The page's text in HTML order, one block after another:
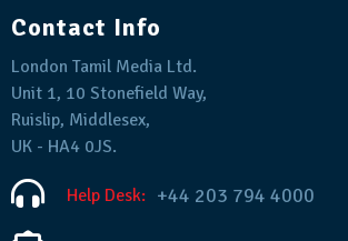
Contact Info
London Tamil Media Ltd.
Unit 1, 10 Stonefield Way,
Ruislip, Middlesex,
UK - HA4 0JS.
Help Desk: +44 203 794 4000